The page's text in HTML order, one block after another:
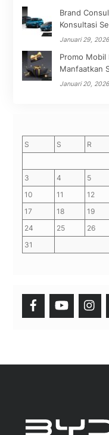
Brand
Konsultasi
Januari 29, 2026
Promo Mobil
Manfaatkan
Januari 20, 2026
S
S R
3
4 5
10
11 12
17
18 19
24
25 26
31